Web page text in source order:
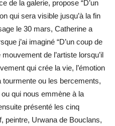
de la galerie, propose “D’un
qui sera visible jusqu’à la fin
le 30 mars, Catherine a
j’ai imaginé “D’un coup de
de l’artiste lorsqu’il
qui crée la vie, l’émotion
ou les bercements,
qui nous emmène à la
présenté les cinq
peintre, Urwana de Bouclans,